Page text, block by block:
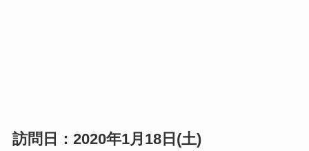
訪問日：2020年1月18日(土)